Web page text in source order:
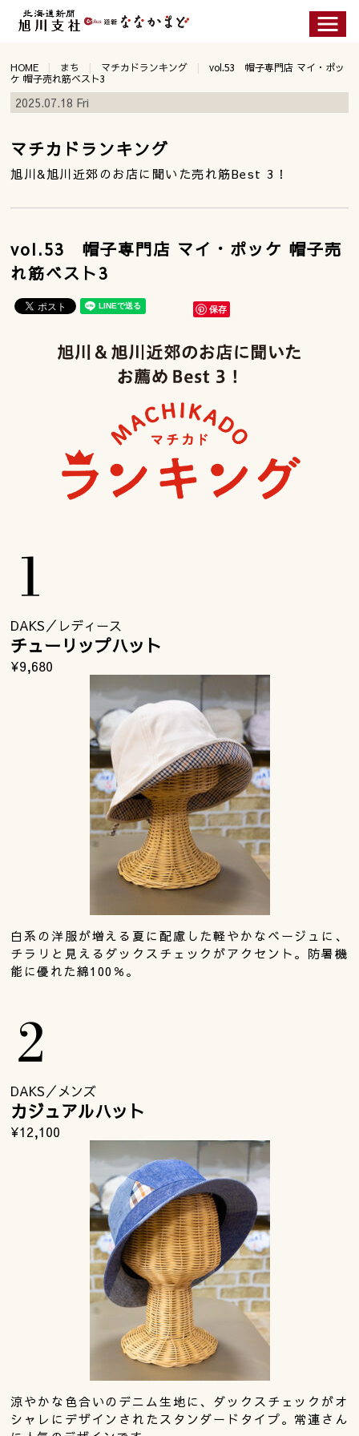
HOME まち マチカドランキング
vol.53 帽子専門店 マイ・ポッ
ケ 帽子売れ筋ベスト3
2025.07.18 Fri
マチカドランキング
旭川&旭川近郊のお店に聞いた売れ筋Best 3！
vol.53 帽子専門店 マイ・ポッケ 帽子売
れ筋ベスト3
保存
DAKS／レディース
チューリップハット
¥9,680
白系の洋服が増える夏に配慮した軽やかなベージュに、
チラリと見えるダックスチェックがアクセント。防暑機
能に優れた綿100％。
DAKS／メンズ
カジュアルハット
¥12,100
涼やかな色合いのデニム生地に、ダックスチェックがオ
シャレにデザインされたスタンダードタイプ。常連さん